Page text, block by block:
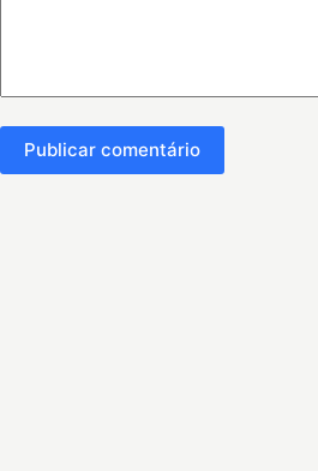
Publicar comentário